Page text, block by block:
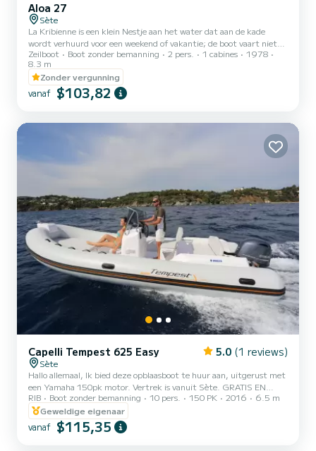
Aloa 27
Sète
La Kribienne is een klein Nestje aan het water dat aan de kade
wordt verhuurd voor een weekend of vakantie; de boot vaart niet
maar is ingericht voor 2 personen (een derde is mogelijk op
aanvraag). Om veiligheidsredenen kunnen wij geen kinderen
huisvesten. Gelegen op 4 minuten lopen van het treinstation en 10
minuten van het stadscentrum, beschikt u over een afgesloten,
gratis en beveiligde parkeerplaats waarmee u uw voertuig kunt
ontdekken...
Zeilboot Boot zonder bemanning 2 pers. 1 cabines
1978
8.3 m
Zonder vergunning
vanaf $103,82
Capelli Tempest 625 Easy 5.0 (1 reviews)
Sète
Hallo allemaal, Ik bied deze opblaasboot te huur aan, uitgerust met
een Yamaha 150pk motor. Vertrek is vanuit Sète. GRATIS EN
VEILIG PARKEREN VOOR DE BOTEN. Ideaal voor een tochtje,
vissen of watersport. Een opblaasbare band is beschikbaar (toeslag
van 20€) evenals een wakeboard (toeslag van 30€). Perfect voor
een groepsuitje (max 10 personen) voor een halve dag/dag. Zijn
RIB Boot zonder bemanning 10 pers. 150 PK 2016
6.5 m
Geweldige eigenaar
vanaf $115,35